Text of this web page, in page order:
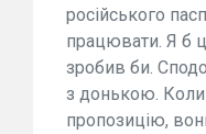
російського
працювати. Я б
зробив би.
з донькою.
пропозицію,